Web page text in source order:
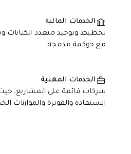
الخدمات المالية
تخطيط وتوحيد متعدد الكيانات
مع حوكمة مدمجة.
الخدمات المهنية
شركات قائمة على المشاريع،
الاستفادة والفوترة والموازنات